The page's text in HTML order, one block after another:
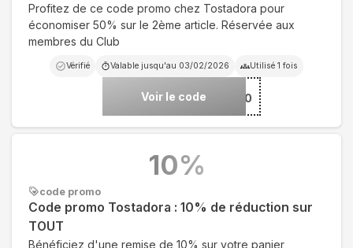
Profitez de ce code promo chez Tostadora pour
économiser 50% sur le 2ème article. Réservée aux
membres du Club
Vérifié Valable jusqu'au 03/02/2026 Utilisé 1 fois
Voir le code***DES50
code promo
Code promo Tostadora : 10% de réduction sur
TOUT
Bénéficiez d'une remise de 10% sur votre panier
10%